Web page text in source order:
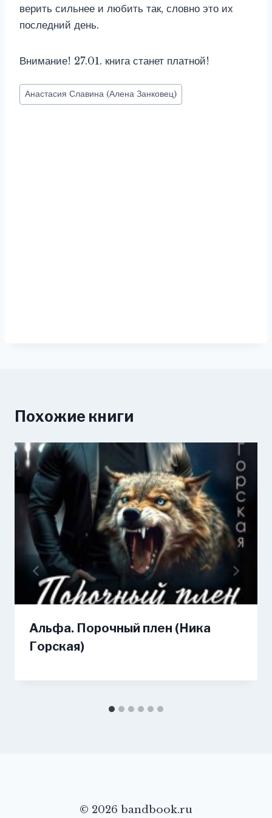
верить сильнее и любить так, словно это их
последний день.
Внимание! 27.01. книга станет платной!
Метки
записи:
Анастасия Славина (Алена Занковец)
Похожие книги
Альфа. Порочный плен (Ника
Горская)
© 2026 bandbook.ru